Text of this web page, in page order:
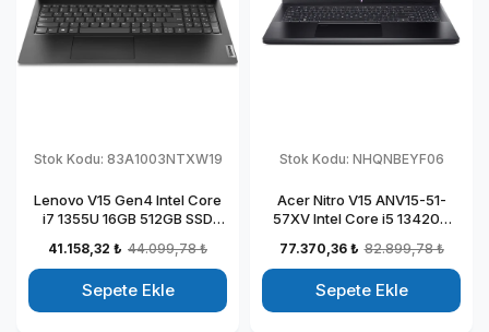
Stok Kodu: 83A1003NTXW19
Lenovo V15 Gen4 Intel Core
i7 1355U 16GB 512GB SSD
15.6" Fhd Taşınabilir
Bilgisayar 83A1003NTXW19
41.158,32 ₺ 44.099,78 ₺
Sepete Ekle
Stok Kodu: NHQNBEYF06
Acer Nitro V15 ANV15-51-
57XV Intel Core i5 13420H
RTX4050-6GB Freedos 15.6"
144HZ Fhd Taşınabilir
Bilgisayar NHQNBEYF06
77.370,36 ₺ 82.899,78 ₺
Sepete Ekle